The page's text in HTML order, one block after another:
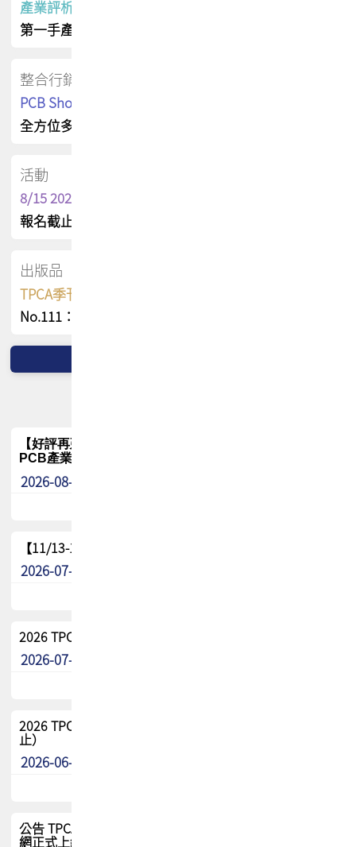
產業評析報告
第一手產業資訊
整合行銷
PCB Shop 採購指南
全方位多元曝光方案
活動
8/15 2026 TPCA健康盃保齡球聯誼賽
報名截止日 : 8/3 活動日期 : 8/15
出版品
TPCA季刊 FREE 線上版
No.111：PCB全球風險布局與韌性
【好評再延長】PCB GPT 全面開放體驗延長到8月!!
PCB產業專屬 AI 知識平台
2026-08-04
【11/13-15】2026 TPCA 百岳登頂_南橫三星
2026-07-22
2026 TPCA中南區會員問卷暨7/31交流餐敘報名
2026-07-08
2026 TPCA健康盃保齡球聯誼賽 熱烈報名中（8/3報名截
止）
2026-06-29
公告 TPCA 台灣電路板協會官網將迎來新面貌，7/1 新官
網正式上線！